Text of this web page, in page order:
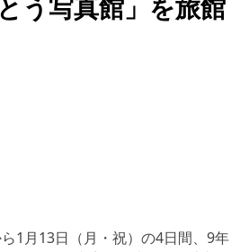
う写真館」を旅館
1月13日（月・祝）の4日間、9年